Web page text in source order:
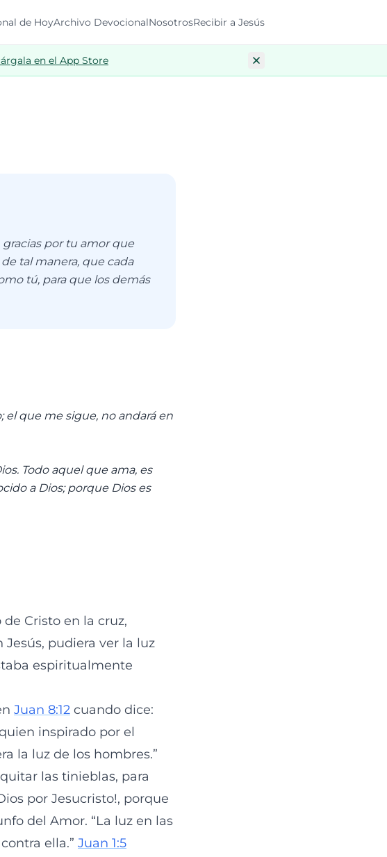
de HoyArchivo DevocionalNosotrosRecibir a Jesús
en el App Store
gracias por tu amor que
tal manera, que cada
tú, para que los demás
el que me sigue, no andará en
Todo aquel que ama, es
a Dios; porque Dios es
Cristo en la cruz,
pudiera ver la luz
espiritualmente
Juan 8:12 cuando dice:
inspirado por el
la luz de los hombres.”
las tinieblas, para
por Jesucristo!, porque
del Amor. “La luz en las
ella.” Juan 1:5